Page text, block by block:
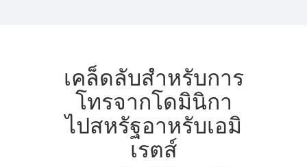
เคล็ดลับสำหรับการ
โทรจากโดมินิกา
ไปสหรัฐอาหรับเอมิ
เรตส์